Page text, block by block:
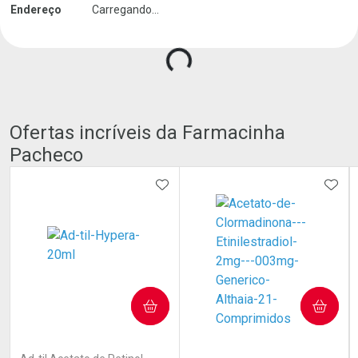
Endereço Carregando...
Ofertas incríveis da Farmacinha
Pacheco
ADICIONAR AOS FAVORITOS
COMPRAR COMPRAR